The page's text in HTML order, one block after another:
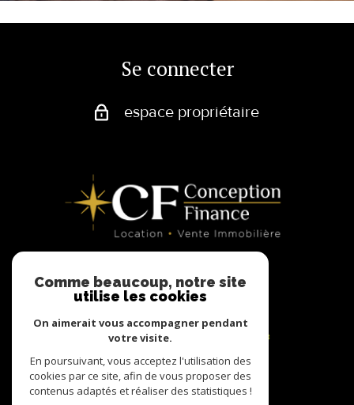
Se connecter
espace propriétaire
Adhérents
Comme beaucoup, notre site
utilise les cookies
On aimerait vous accompagner pendant
votre visite.
En poursuivant, vous acceptez l'utilisation des
cookies par ce site, afin de vous proposer des
contenus adaptés et réaliser des statistiques !